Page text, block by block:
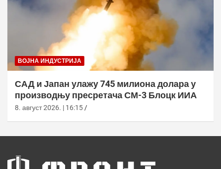
ВОЈНА ИНДУСТРИЈА
САД и Јапан улажу 745 милиона долара у
производњу пресретача СМ-3 Блоцк ИИА
8. август 2026. | 16:15